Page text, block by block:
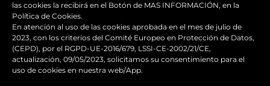
las cookies la recibirá en el Botón de MAS INFORMACIÓN, en la
Política de Cookies.
En atención al uso de las cookies aprobada en el mes de julio de
2023, con los criterios del Comité Europeo en Protección de Datos,
(CEPD), por el RGPD-UE-2016/679, LSSI-CE-2002/21/CE,
actualización, 09/05/2023, solicitamos su consentimiento para el
uso de cookies en nuestra web/App.
BLOG